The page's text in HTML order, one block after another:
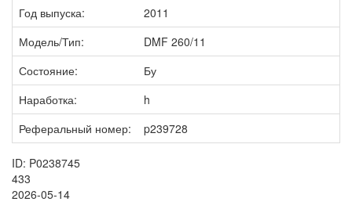
Год выпуска:
2011
Модель/Тип:
DMF 260/11
Состояние:
Бу
Наработка:
h
Реферальный номер:
p239728
ID: P0238745
433
2026-05-14